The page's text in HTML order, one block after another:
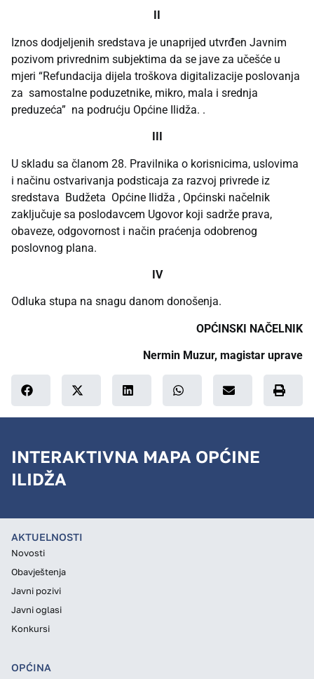
Iznos dodjeljenih sredstava je unaprijed utvrđen Javnim
pozivom privrednim subjektima da se jave za učešće u
mjeri “Refundacija dijela troškova digitalizacije poslovanja
za samostalne poduzetnike, mikro, mala i srednja
preduzeća” na podrućju Općine Ilidža. .
U skladu sa članom 28. Pravilnika o korisnicima, uslovima
i načinu ostvarivanja podsticaja za razvoj privrede iz
sredstava Budžeta Općine Ilidža , Općinski načelnik
zaključuje sa poslodavcem Ugovor koji sadrže prava,
obaveze, odgovornost i način praćenja odobrenog
poslovnog plana.
IV
Odluka stupa na snagu danom donošenja.
OPĆINSKI NAČELNIK
Nermin Muzur, magistar uprave
INTERAKTIVNA MAPA OPĆINE
ILIDŽA
AKTUELNOSTI
Novosti
Obavještenja
Javni pozivi
Javni oglasi
Konkursi
OPĆINA